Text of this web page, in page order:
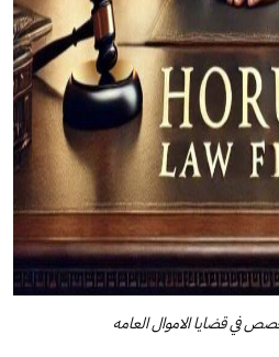
في قضايا الاموال العامه